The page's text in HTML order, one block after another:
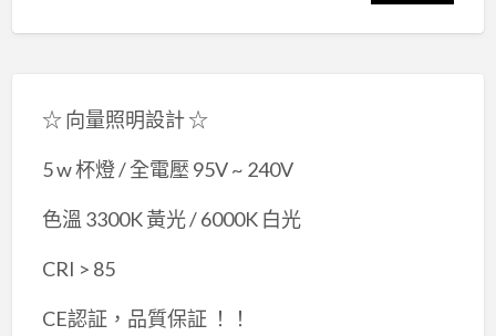
☆ 向量照明設計 ☆
5 w 杯燈 / 全電壓 95V ~ 240V
色溫 3300K 黃光 / 6000K 白光
CRI > 85
CE認証，品質保証 ！！